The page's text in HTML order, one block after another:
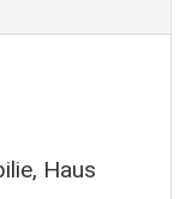
Haus